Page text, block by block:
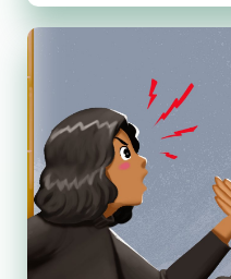
Cari
Vaksin
DBD